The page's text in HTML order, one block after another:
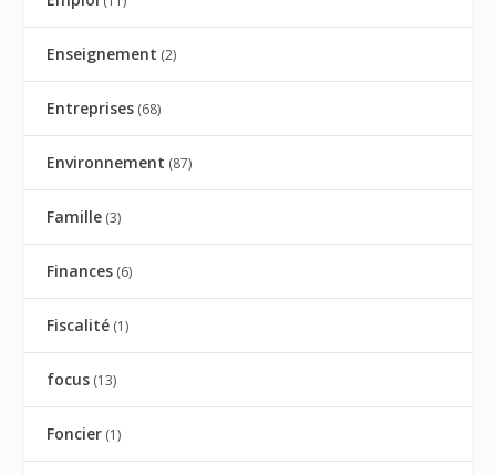
Enseignement (2)
Entreprises (68)
Environnement (87)
Famille (3)
Finances (6)
Fiscalité (1)
focus (13)
Foncier (1)